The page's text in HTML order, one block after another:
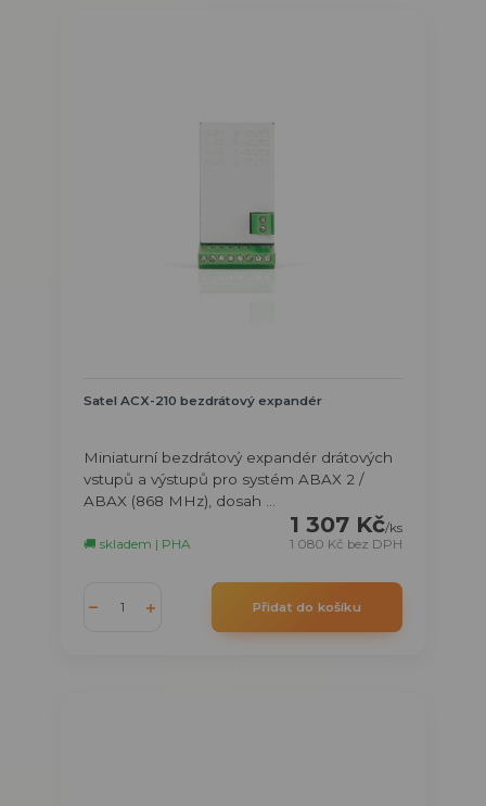
Satel ACX-210 bezdrátový expandér
Miniaturní bezdrátový expandér drátových
vstupů a výstupů pro systém ABAX 2 /
ABAX (868 MHz), dosah ...
1 307 Kč/ks
1 080 Kč bez DPH
🚚 skladem | PHA
Přidat do košíku